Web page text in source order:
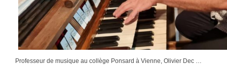
Professeur de musique au collège Ponsard à Vienne, Olivier Dec …